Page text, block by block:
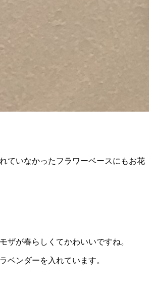
ていなかったフラワーベースにもお花
ザが春らしくてかわいいですね。
ベンダーを入れています。